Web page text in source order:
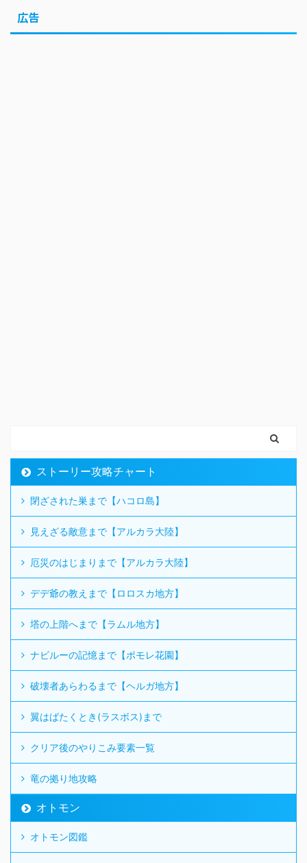
広告
ストーリー攻略チャート
閉ざされた巣まで【ハコロ島】
見えざる敵意まで【アルカラ大陸】
厄災のはじまりまで【アルカラ大陸】
デデ爺の教えまで【ロロスカ地方】
塔の上階へまで【ラムル地方】
ナビルーの記憶まで【ポモレ花園】
破壊者あらわるまで【ヘルガ地方】
翼はばたくとき(ラスボス)まで
クリア後のやりこみ要素一覧
竜の拠り地攻略
オトモン
オトモン図鑑